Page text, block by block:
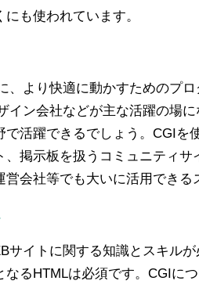
も使われています。
、より快適に動かすためのプ
イン会社などが主な活躍の場
で活躍できるでしょう。CGIを
、掲示板を扱うコミュニティ
会社等でも大いに活用できる
サイトに関する知識とスキル
なるHTMLは必須です。CGIに